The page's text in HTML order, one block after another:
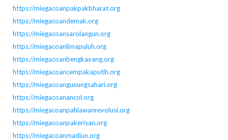
https://miegacoanpakpakbharat.org
https://miegacoandemak.org
https://miegacoansarolangun.org
https://miegacoanlimapuluh.org
https://miegacoanbengkayang.org
https://miegacoancempakaputih.org
https://miegacoangunungsahari.org
https://miegacoanancol.org
https://miegacoanpahlawanrevolusi.org
https://miegacoanpakerisan.org
https://miegacoanmadiun.org